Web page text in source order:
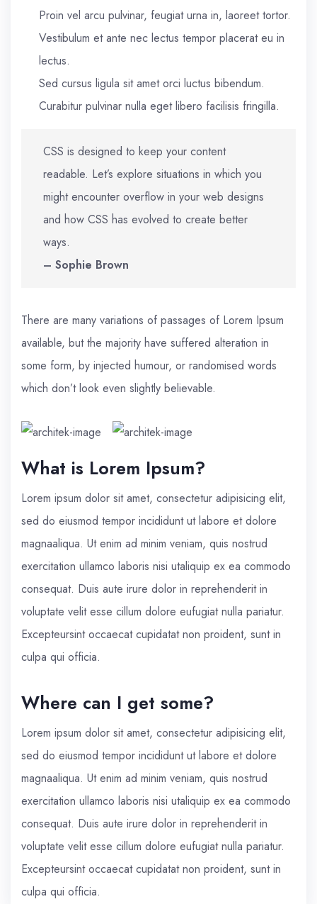
Proin vel arcu pulvinar, feugiat urna in, laoreet tortor.
Vestibulum et ante nec lectus tempor placerat eu in
lectus.
Sed cursus ligula sit amet orci luctus bibendum.
Curabitur pulvinar nulla eget libero facilisis fringilla.
CSS is designed to keep your content
readable. Let’s explore situations in which you
might encounter overflow in your web designs
and how CSS has evolved to create better
ways.
– Sophie Brown
There are many variations of passages of Lorem Ipsum
available, but the majority have suffered alteration in
some form, by injected humour, or randomised words
which don’t look even slightly believable.
What is Lorem Ipsum?
Lorem ipsum dolor sit amet, consectetur adipisicing elit,
sed do eiusmod tempor incididunt ut labore et dolore
magnaaliqua. Ut enim ad minim veniam, quis nostrud
exercitation ullamco laboris nisi utaliquip ex ea commodo
consequat. Duis aute irure dolor in reprehenderit in
voluptate velit esse cillum dolore eufugiat nulla pariatur.
Excepteursint occaecat cupidatat non proident, sunt in
culpa qui officia.
Where can I get some?
Lorem ipsum dolor sit amet, consectetur adipisicing elit,
sed do eiusmod tempor incididunt ut labore et dolore
magnaaliqua. Ut enim ad minim veniam, quis nostrud
exercitation ullamco laboris nisi utaliquip ex ea commodo
consequat. Duis aute irure dolor in reprehenderit in
voluptate velit esse cillum dolore eufugiat nulla pariatur.
Excepteursint occaecat cupidatat non proident, sunt in
culpa qui officia.